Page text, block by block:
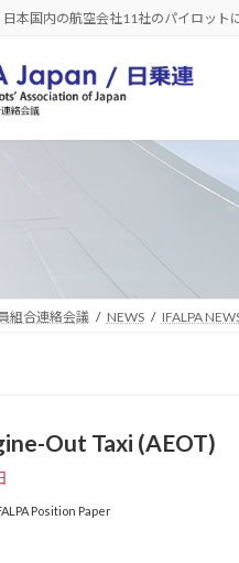
日本国内の航空会社11社のパイロット
組合連絡会議 NEWS IFALPA
Out Taxi (AEOT)
Position Paper